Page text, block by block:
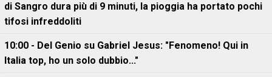
di Sangro dura più di 9 minuti, la pioggia ha portato pochi
tifosi infreddoliti
10:00 - Del Genio su Gabriel Jesus: "Fenomeno! Qui in
Italia top, ho un solo dubbio..."